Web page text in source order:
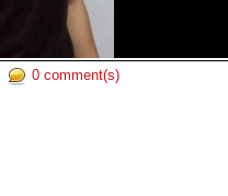
0 comment(s)